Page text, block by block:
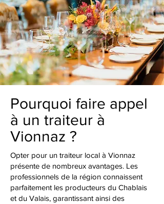
Pourquoi faire appel
à un traiteur à
Vionnaz ?
Opter pour un traiteur local à Vionnaz
présente de nombreux avantages. Les
professionnels de la région connaissent
parfaitement les producteurs du Chablais
et du Valais, garantissant ainsi des